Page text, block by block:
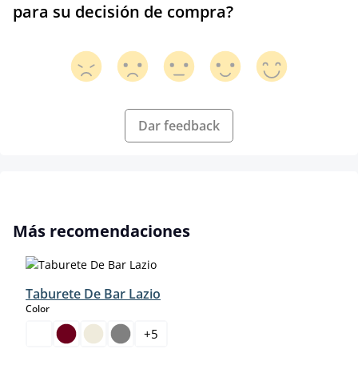
para su decisión de compra?
Dar feedback
Omitir la galería de productos
Más recomendaciones
Taburete De Bar Lazio
Colorselect
+5